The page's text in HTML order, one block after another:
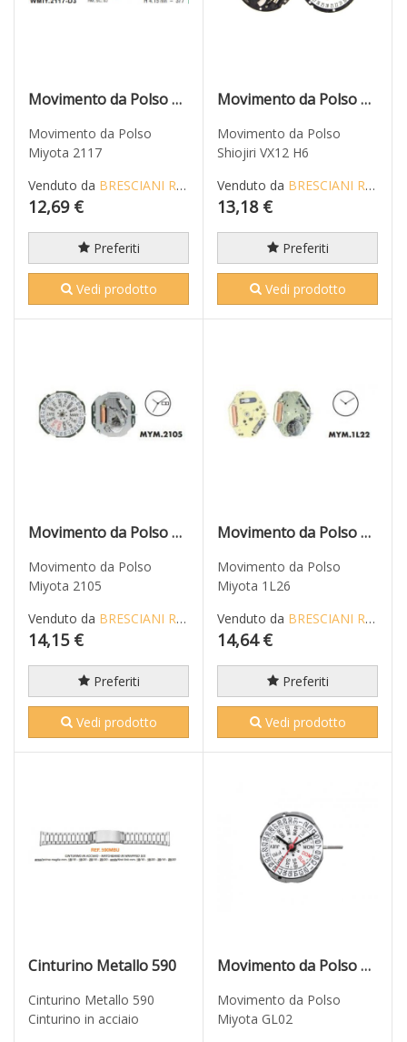
Movimento da Polso Miyota 2117
Movimento da Polso
Miyota 2117
Venduto da BRESCIANI RICCARDO
12,69 €
Preferiti
Vedi prodotto
Movimento da Polso Shiojiri VX12 H6
Movimento da Polso
Shiojiri VX12 H6
Venduto da BRESCIANI RICCARDO
13,18 €
Preferiti
Vedi prodotto
Movimento da Polso Miyota 2105
Movimento da Polso
Miyota 2105
Venduto da BRESCIANI RICCARDO
14,15 €
Preferiti
Vedi prodotto
Movimento da Polso Miyota 1L26
Movimento da Polso
Miyota 1L26
Venduto da BRESCIANI RICCARDO
14,64 €
Preferiti
Vedi prodotto
Cinturino Metallo 590
Cinturino Metallo 590
Cinturino in acciaio
Movimento da Polso Miyota GL02
Movimento da Polso
Miyota GL02